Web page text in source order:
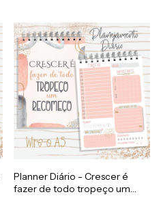
Planner Diário - Crescer é
fazer de todo tropeço um